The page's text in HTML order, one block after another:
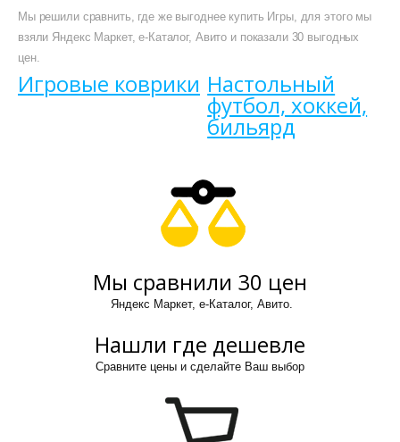
Мы решили сравнить, где же выгоднее купить Игры, для этого мы
взяли Яндекс Маркет, е-Каталог, Авито и показали 30 выгодных
цен.
Игровые коврики Настольный
футбол, хоккей,
бильярд
Мы сравнили 30 цен
Яндекс Маркет, е-Каталог, Авито.
Нашли где дешевле
Сравните цены и сделайте Ваш выбор